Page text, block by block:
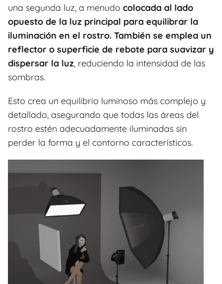
una segunda luz, a menudo colocada al lado
opuesto de la luz principal para equilibrar la
iluminación en el rostro. También se emplea un
reflector o superficie de rebote para suavizar y
dispersar la luz, reduciendo la intensidad de las
sombras.
Esto crea un equilibrio luminoso más complejo y
detallado, asegurando que todas las áreas del
rostro estén adecuadamente iluminadas sin
perder la forma y el contorno característicos.